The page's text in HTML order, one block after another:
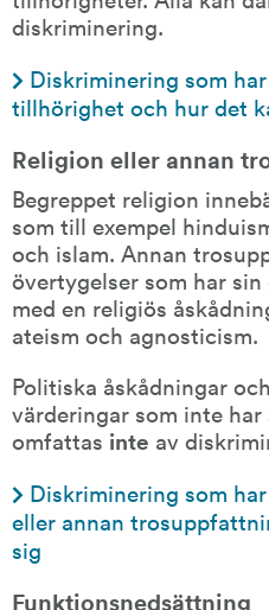
diskriminering.
Diskriminering som
tillhörighet och hur det
Religion eller annan
Begreppet religion
som till exempel
och islam. Annan
övertygelser som har
med en religiös
ateism och agnosticism.
Politiska åskådningar
värderingar som inte
omfattas inte av
Diskriminering som
eller annan
sig
Funktionsnedsättning